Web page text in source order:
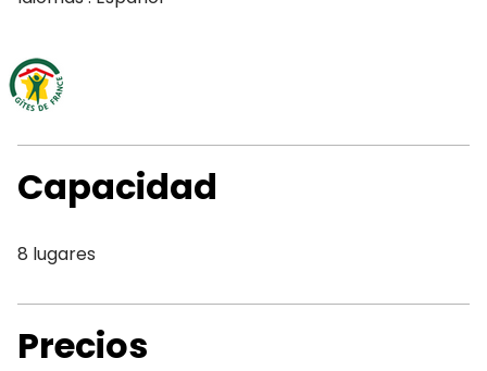
Capacidad
8 lugares
Precios